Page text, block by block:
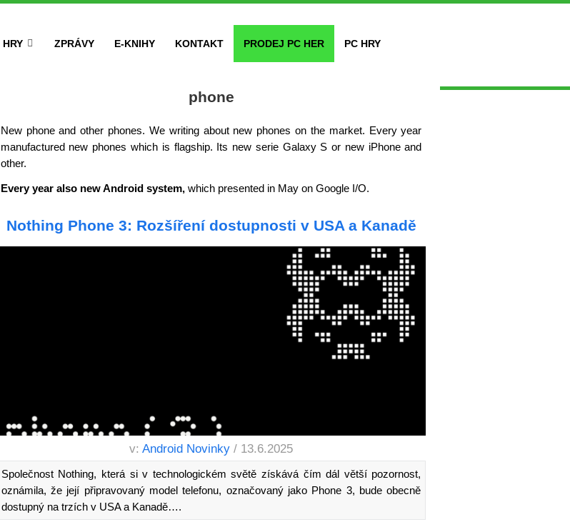
HRY ZPRÁVY E-KNIHY KONTAKT PRODEJ PC HER PC HRY
phone
New phone and other phones. We writing about new phones on the market. Every year
manufactured new phones which is flagship. Its new serie Galaxy S or new iPhone and
other.
Every year also new Android system,which presented in May on Google I/O.
Nothing Phone 3: Rozšíření dostupnosti v USA a Kanadě
v:Android Novinky / 13.6.2025
Společnost Nothing, která si v technologickém světě získává čím dál větší pozornost,
oznámila, že její připravovaný model telefonu, označovaný jako Phone 3, bude obecně
dostupný na trzích v USA a Kanadě….